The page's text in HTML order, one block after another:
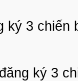
ký 3 chiến
ký 3